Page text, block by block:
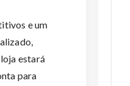
e um
estará
para